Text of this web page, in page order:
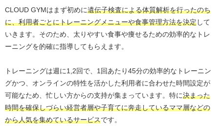
CLOUD GYMはまず初めに遺伝子検査による体質解析を行ったのち
に、利用者ごとにトレーニングメニューや食事管理方法を決定して
いきます。そのため、太りやすい食事や痩せるための効率的なトレ
ーニングを的確に指導してもらえます。
トレーニングは週に1,2回で、1回あたり45分の効率的なトレーニン
グかつ、オンラインの特性を活かした利用者に合わせた時間設定が
可能なため、忙しい方からの支持が集まっています。特に決まった
時間を確保しづらい経営者層や子育てに奔走しているママ層などの
から人気を集めているサービスです。